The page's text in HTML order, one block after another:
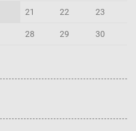
21 22 23
28 29 30